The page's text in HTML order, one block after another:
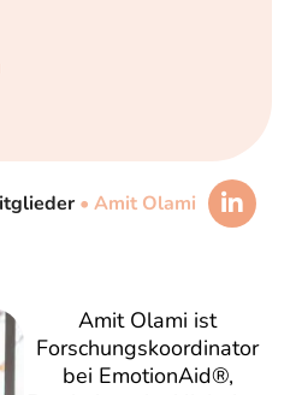
• Amit Olami
Amit Olami ist
Forschungskoordinator
bei EmotionAid®,